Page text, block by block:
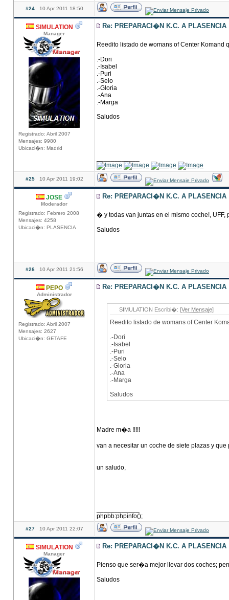
#24 10 Apr 2011 18:50
SIMULATION
Manager
Registrado: Abril 2007
Mensajes: 9980
Ubicaci�n: Madrid
Re: PREPARACI�N K.C. A PLASENCIA
Reedito listado de womans of Center Komand
.-Dori
.-Isabel
.-Puri
.-Selo
.-Gloria
.-Ana
.-Marga
Saludos
#25 10 Apr 2011 19:02
JOSE
Moderador
Registrado: Febrero 2008
Mensajes: 4258
Ubicaci�n: PLASENCIA
Re: PREPARACI�N K.C. A PLASENCIA
� y todas van juntas en el mismo coche!,
Saludos
#26 10 Apr 2011 21:56
PEPO
Administrador
Registrado: Abril 2007
Mensajes: 2627
Ubicaci�n: GETAFE
Re: PREPARACI�N K.C. A PLASENCIA
SIMULATION Escribi�: [Ver Mensaje]
Reedito listado de womans of Center
.-Dori
.-Isabel
.-Puri
.-Selo
.-Gloria
.-Ana
.-Marga
Saludos
Madre m�a !!!!!
van a necesitar un coche de siete plazas y
un saludo,
phpbb:phpinfo();
#27 10 Apr 2011 22:07
SIMULATION
Manager
Re: PREPARACI�N K.C. A PLASENCIA
Pienso que ser�a mejor llevar dos coches;
Saludos